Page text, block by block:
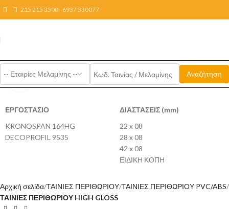
215 215 3500 - 6937 330077
Click to enlarge
ΕΡΓΟΣΤΑΣΙΟ
KRONOSPAN 164HG
DECOPROFIL 9535
ΔΙΑΣΤΑΣΕΙΣ (mm)
22 x 08
28 x 08
42 x 08
ΕΙΔΙΚΗ ΚΟΠΗ
Αρχική σελίδα ΤΑΙΝΙΕΣ ΠΕΡΙΘΩΡΙΟΥ ΤΑΙΝΙΕΣ ΠΕΡΙΘΩΡΙΟΥ PVC/ABS
ΤΑΙΝΙΕΣ ΠΕΡΙΘΩΡΙΟΥ HIGH GLOSS